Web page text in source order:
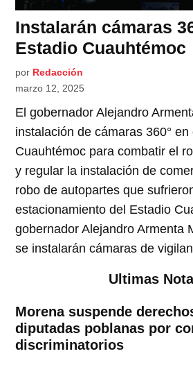
Instalarán cámaras
Estadio Cuauhtémoc
por Redacción
marzo 12, 2025
El gobernador Alejandro
instalación de cámaras 360°
Cuauhtémoc para combatir el
y regular la instalación de
robo de autopartes que
estacionamiento del Estadio
gobernador Alejandro Armenta
se instalarán cámaras de
Ultimas
Morena suspende
diputadas poblanas por
discriminatorios